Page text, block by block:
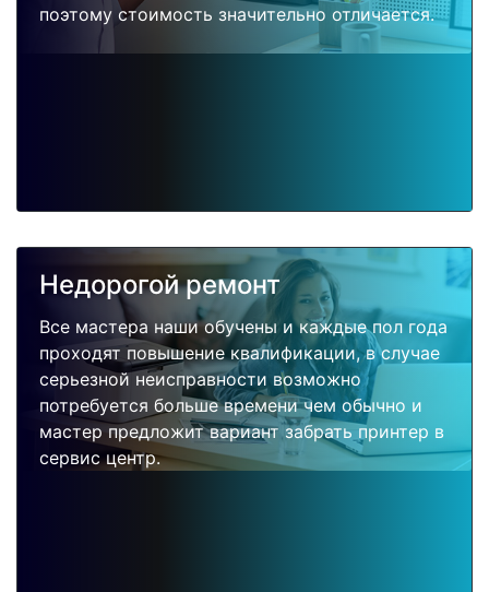
поэтому стоимость значительно отличается.
Недорогой ремонт
Все мастера наши обучены и каждые пол года
проходят повышение квалификации, в случае
серьезной неисправности возможно
потребуется больше времени чем обычно и
мастер предложит вариант забрать принтер в
сервис центр.